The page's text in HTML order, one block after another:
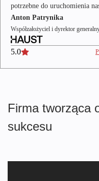
potrzebne do uruchomienia
Anton Patrynika
Współzałożyciel i dyrektor
5.0
Firma tworząca
sukcesu